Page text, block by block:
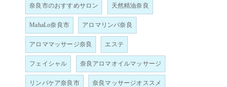
奈良市のおすすめサロン 天然精油奈良
MahaLo奈良市 アロマリンパ奈良
アロママッサージ奈良 エステ
フェイシャル 奈良アロマオイルマッサージ
リンパケア奈良市 奈良マッサージオススメ